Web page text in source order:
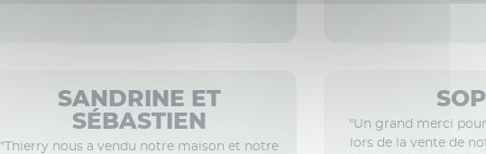
SANDRINE ET
SÉBASTIEN
"Thierry nous a vendu notre maison et notre
"Un grand merci
lors de la vente de